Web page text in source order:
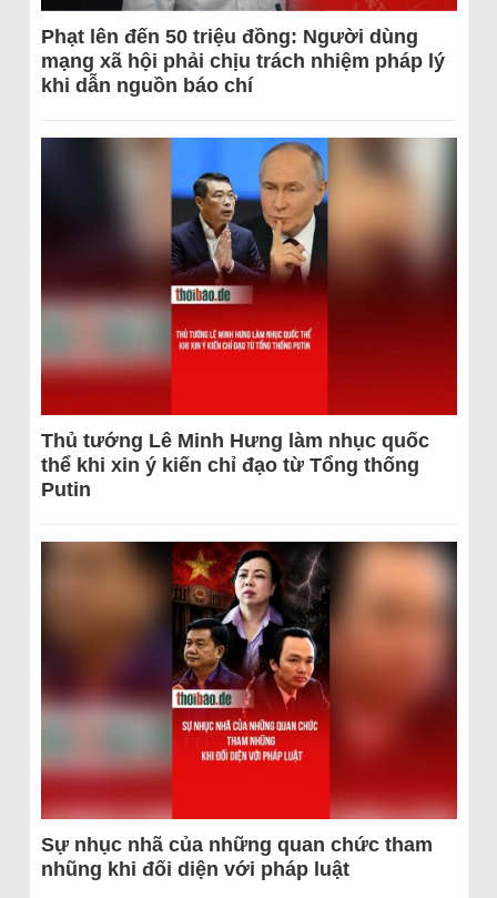
Phạt lên đến 50 triệu đồng: Người dùng
mạng xã hội phải chịu trách nhiệm pháp lý
khi dẫn nguồn báo chí
Thủ tướng Lê Minh Hưng làm nhục quốc
thể khi xin ý kiến chỉ đạo từ Tổng thống
Putin
Sự nhục nhã của những quan chức tham
nhũng khi đối diện với pháp luật